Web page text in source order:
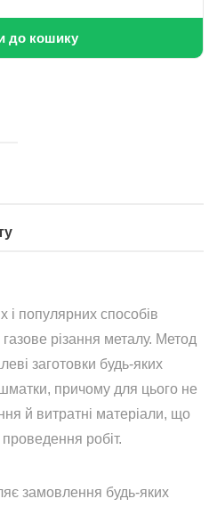
до кошику
і популярних способів
різання металу. Метод
заготовки будь-яких
шматки, причому для цього не
й витратні матеріали, що
робіт.
замовлення будь-яких